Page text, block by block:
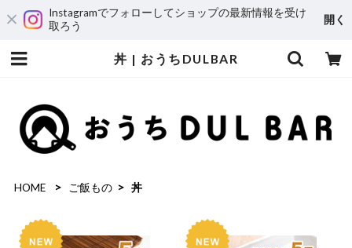
Instagramでフォローしてショップの最新情報を受け
取ろう
開く
丼 | おうちDULBAR
HOME ご飯もの 丼